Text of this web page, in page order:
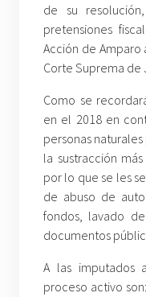
de su
pretensiones
Acción de Amparo
Corte Suprema de
Como se
en el 2018 en
personas
la sustracción
por lo que se les
de abuso de
fondos, lavado
documentos
A las imputados
proceso activo